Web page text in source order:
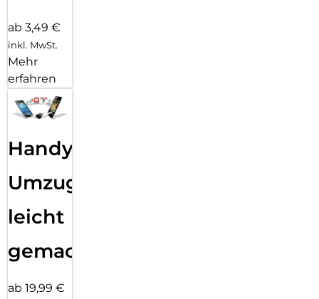
ab 3,49 €
inkl. MwSt.
Mehr
erfahren
Handy
Umzug
leicht
gemacht!
ab 19,99 €